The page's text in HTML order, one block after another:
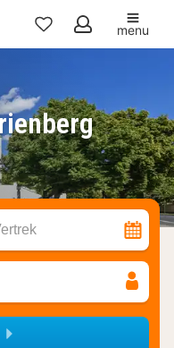
Mijn
menu